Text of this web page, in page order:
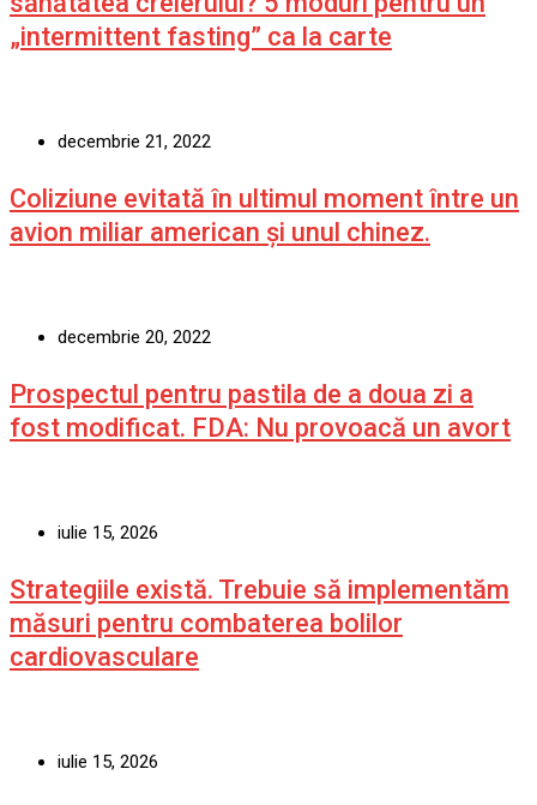
„intermittent fasting” ca la carte
decembrie 21, 2022
Coliziune evitată în ultimul moment între un
avion miliar american şi unul chinez.
decembrie 20, 2022
Prospectul pentru pastila de a doua zi a
fost modificat. FDA: Nu provoacă un avort
iulie 15, 2026
Strategiile există. Trebuie să implementăm
măsuri pentru combaterea bolilor
cardiovasculare
iulie 15, 2026